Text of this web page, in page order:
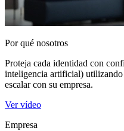
Por qué nosotros
Proteja cada identidad con
inteligencia artificial) utilizando
escalar con su empresa.
Ver vídeo
Empresa